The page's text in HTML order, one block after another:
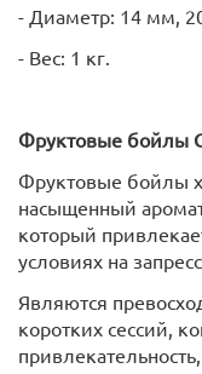
- Диаметр: 14 мм,
- Вес: 1 кг.
Фруктовые бойлы
Фруктовые бойлы
насыщенный
который
условиях на
Являются
коротких сессий,